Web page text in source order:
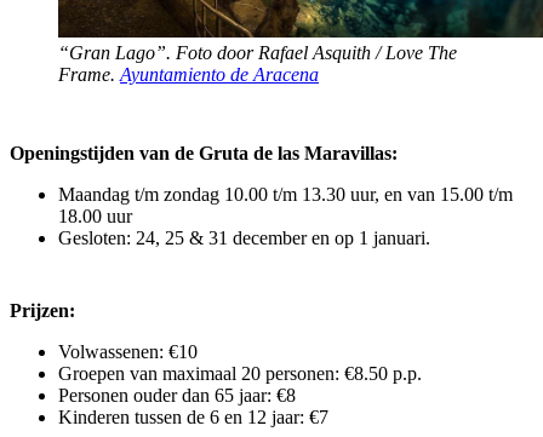
“Gran Lago”. Foto door Rafael Asquith / Love The
Frame. Ayuntamiento de Aracena
Openingstijden van de Gruta de las Maravillas:
Maandag t/m zondag 10.00 t/m 13.30 uur, en van 15.00 t/m
18.00 uur
Gesloten: 24, 25 & 31 december en op 1 januari.
Prijzen:
Volwassenen: €10
Groepen van maximaal 20 personen: €8.50 p.p.
Personen ouder dan 65 jaar: €8
Kinderen tussen de 6 en 12 jaar: €7